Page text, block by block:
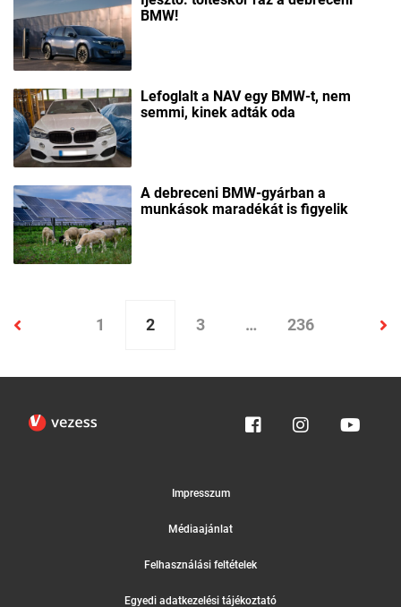
BMW!
Lefoglalt a NAV egy BMW-t, nem
semmi, kinek adták oda
A debreceni BMW-gyárban a
munkások maradékát is figyelik
1 2 3 … 236
Impresszum
Médiaajánlat
Felhasználási feltételek
Egyedi adatkezelési tájékoztató